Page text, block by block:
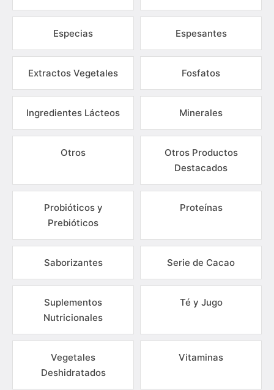
Especias Espesantes
Extractos Vegetales Fosfatos
Ingredientes Lácteos Minerales
Otros
Otros Productos
Destacados
Probióticos y
Prebióticos
Proteínas
Saborizantes Serie de Cacao
Suplementos
Nutricionales
Té y Jugo
Vegetales
Deshidratados
Vitaminas